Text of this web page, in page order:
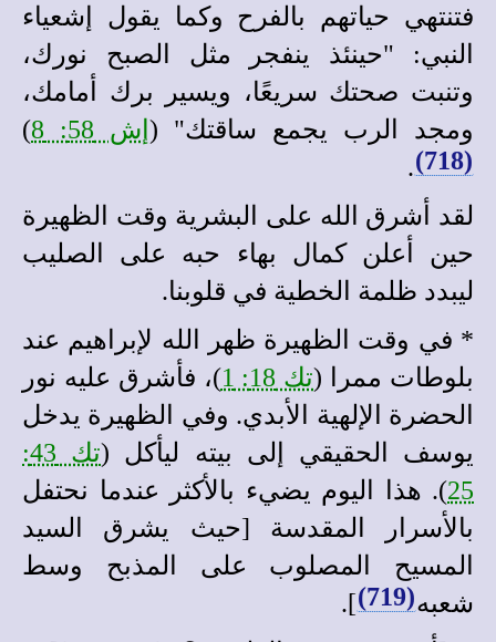
فتنتهي حياتهم بالفرح وكما يقول إشعياء
النبي: "حينئذ ينفجر مثل الصبح نورك،
وتنبت صحتك سريعًا، ويسير برك أمامك،
ومجد الرب يجمع ساقتك" ( إش 58: 8
)
(718)
.
لقد أشرق الله على البشرية وقت الظهيرة
حين أعلن كمال بهاء حبه على الصليب
ليبدد ظلمة الخطية في قلوبنا.
* في وقت الظهيرة ظهر الله لإبراهيم عند
بلوطات ممرا (تك 18: 1
)، فأشرق عليه نور
الحضرة الإلهية الأبدي. وفي الظهيرة يدخل
يوسف الحقيقي إلى بيته ليأكل (
تك 43:
25). هذا اليوم يضيء بالأكثر عندما نحتفل
بالأسرار المقدسة [حيث يشرق السيد
المسيح المصلوب على المذبح وسط
شعبه(719)
].